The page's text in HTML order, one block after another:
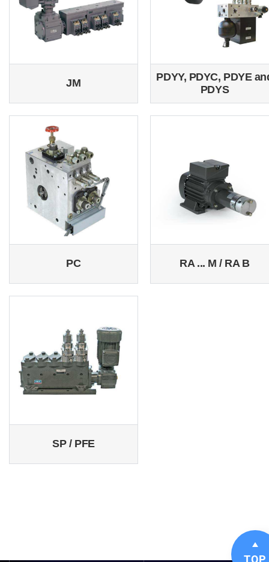
JM
PDYY, PDYC, PDYE
PDYS
PC RA ... M / RA B
SP / PFE
TOP